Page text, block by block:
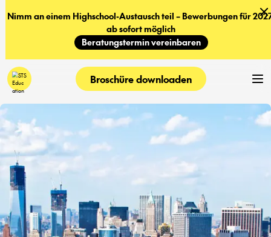
Nimm an einem Highschool-Austausch teil – Bewerbungen für
ab sofort möglich
Beratungstermin vereinbaren
Broschüre downloaden